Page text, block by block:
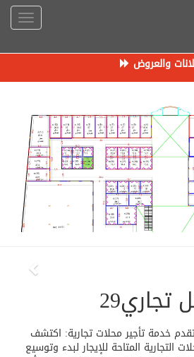
والعروض
تجاري29
تقدم خدمة تأجير محلات تجارية: اكتشف
التجارية المتاحة للإيجار لبدء وتوسيع